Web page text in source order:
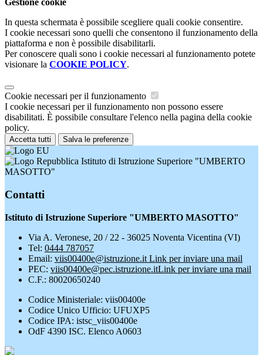
Gestione cookie
In questa schermata è possibile scegliere quali cookie consentire.
I cookie necessari sono quelli che consentono il funzionamento della
piattaforma e non è possibile disabilitarli.
Per conoscere quali sono i cookie necessari al funzionamento potete
visionare la COOKIE POLICY.
Cookie necessari per il funzionamento
I cookie necessari per il funzionamento non possono essere
disabilitati. È possibile consultare l'elenco nella pagina della cookie
policy.
Accetta tutti Salva le preferenze
Istituto di Istruzione Superiore "UMBERTO
MASOTTO"
Contatti
Istituto di Istruzione Superiore "UMBERTO MASOTTO"
Via A. Veronese, 20 / 22 - 36025 Noventa Vicentina (VI)
Tel: 0444 787057
Email: viis00400e@istruzione.it Link per inviare una mail
PEC: viis00400e@pec.istruzione.itLink per inviare una mail
C.F.: 80020650240
Codice Ministeriale: viis00400e
Codice Unico Ufficio: UFUXP5
Codice IPA: istsc_viis00400e
OdF 4390 ISC. Elenco A0603